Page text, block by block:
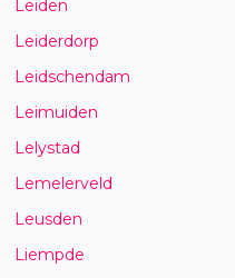
Leiden
Leiderdorp
Leidschendam
Leimuiden
Lelystad
Lemelerveld
Leusden
Liempde